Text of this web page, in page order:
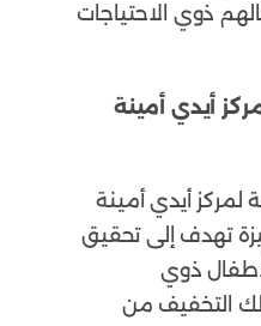
ذوي الاحتياجات
أيدي أمينة
لمركز أيدي أمينة
تهدف إلى تحقيق
ذوي
التخفيف من